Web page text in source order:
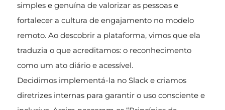
simples e genuína de valorizar as pessoas e
fortalecer a cultura de engajamento no modelo
remoto. Ao descobrir a plataforma, vimos que ela
traduzia o que acreditamos: o reconhecimento
como um ato diário e acessível.
Decidimos implementá-la no Slack e criamos
diretrizes internas para garantir o uso consciente e